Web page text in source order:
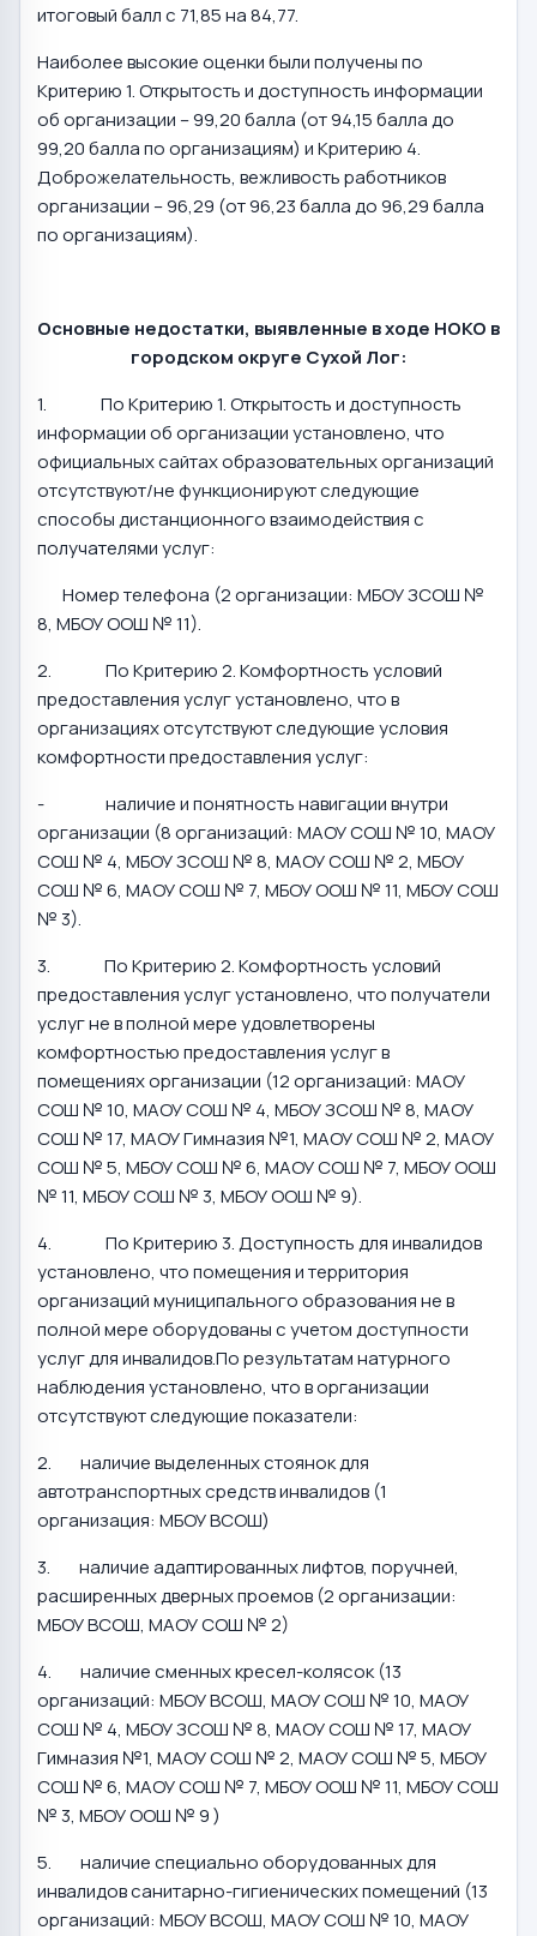
итоговый балл с 71,85 на 84,77.
Наиболее высокие оценки были получены по
Критерию 1. Открытость и доступность информации
об организации – 99,20 балла (от 94,15 балла до
99,20 балла по организациям) и Критерию 4.
Доброжелательность, вежливость работников
организации – 96,29 (от 96,23 балла до 96,29 балла
по организациям).
Основные недостатки, выявленные в ходе НОКО в
городском округе Сухой Лог:
1. По Критерию 1. Открытость и доступность
информации об организации установлено, что
официальных сайтах образовательных организаций
отсутствуют/не функционируют следующие
способы дистанционного взаимодействия с
получателями услуг:
­ Номер телефона (2 организации: МБОУ ЗСОШ №
8, МБОУ ООШ № 11).
2. По Критерию 2. Комфортность условий
предоставления услуг установлено, что в
организациях отсутствуют следующие условия
комфортности предоставления услуг:
- наличие и понятность навигации внутри
организации (8 организаций: МАОУ СОШ № 10, МАОУ
СОШ № 4, МБОУ ЗСОШ № 8, МАОУ СОШ № 2, МБОУ
СОШ № 6, МАОУ СОШ № 7, МБОУ ООШ № 11, МБОУ СОШ
№ 3).
3. По Критерию 2. Комфортность условий
предоставления услуг установлено, что получатели
услуг не в полной мере удовлетворены
комфортностью предоставления услуг в
помещениях организации (12 организаций: МАОУ
СОШ № 10, МАОУ СОШ № 4, МБОУ ЗСОШ № 8, МАОУ
СОШ № 17, МАОУ Гимназия №1, МАОУ СОШ № 2, МАОУ
СОШ № 5, МБОУ СОШ № 6, МАОУ СОШ № 7, МБОУ ООШ
№ 11, МБОУ СОШ № 3, МБОУ ООШ № 9).
4. По Критерию 3. Доступность для инвалидов
установлено, что помещения и территория
организаций муниципального образования не в
полной мере оборудованы с учетом доступности
услуг для инвалидов.По результатам натурного
наблюдения установлено, что в организации
отсутствуют следующие показатели:
2. наличие выделенных стоянок для
автотранспортных средств инвалидов (1
организация: МБОУ ВСОШ)
3. наличие адаптированных лифтов, поручней,
расширенных дверных проемов (2 организации:
МБОУ ВСОШ, МАОУ СОШ № 2)
4. наличие сменных кресел-колясок (13
организаций: МБОУ ВСОШ, МАОУ СОШ № 10, МАОУ
СОШ № 4, МБОУ ЗСОШ № 8, МАОУ СОШ № 17, МАОУ
Гимназия №1, МАОУ СОШ № 2, МАОУ СОШ № 5, МБОУ
СОШ № 6, МАОУ СОШ № 7, МБОУ ООШ № 11, МБОУ СОШ
№ 3, МБОУ ООШ № 9 )
5. наличие специально оборудованных для
инвалидов санитарно-гигиенических помещений (13
организаций: МБОУ ВСОШ, МАОУ СОШ № 10, МАОУ